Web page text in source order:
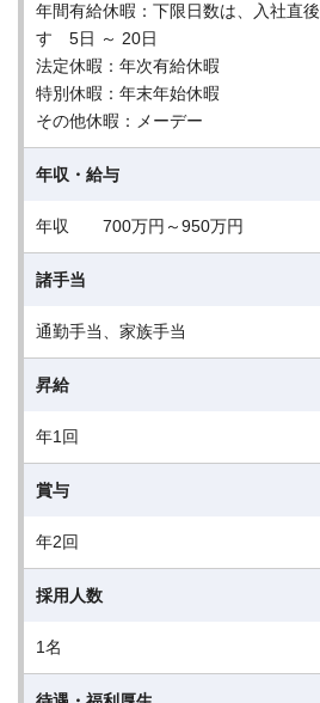
年間有給休暇：下限日数は、入社直
す 5日 ～ 20日
法定休暇：年次有給休暇
特別休暇：年末年始休暇
その他休暇：メーデー
年収・給与
年収 700万円～950万円
諸手当
通勤手当、家族手当
昇給
年1回
賞与
年2回
採用人数
1名